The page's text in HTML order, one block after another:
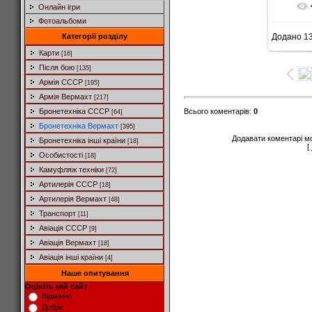
Онлайн ігри
Фотоальбоми
Категорії розділу
Карти [16]
Після бою [135]
Армія СССР [195]
Армія Вермахт [217]
Бронетехніка СССР [64]
Бронетехніка Вермахт [395]
Бронетехніка інші країни [18]
Особистості [18]
Камуфляж техніки [72]
Артилерія СССР [18]
Артилерія Вермахт [48]
Транспорт [11]
Авіація СССР [9]
Авіація Вермахт [18]
Авіація інші країни [4]
Наше опитування
Оцініть мій сайт
Відмінно
Добре
Додано
Всього коментарів: 0
Додавати коментарі
[